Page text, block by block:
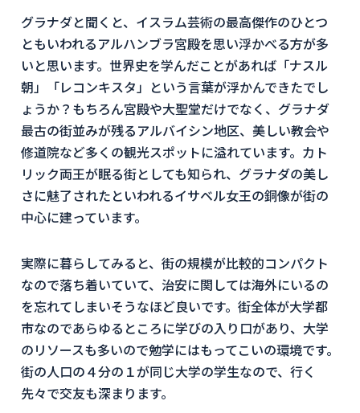
グラナダと聞くと、イスラム芸術の最高傑作のひとつ
ともいわれるアルハンブラ宮殿を思い浮かべる方が多
いと思います。世界史を学んだことがあれば「ナスル
朝」「レコンキスタ」という言葉が浮かんできたでし
ょうか？もちろん宮殿や大聖堂だけでなく、グラナダ
最古の街並みが残るアルバイシン地区、美しい教会や
修道院など多くの観光スポットに溢れています。カト
リック両王が眠る街としても知られ、グラナダの美し
さに魅了されたといわれるイサベル女王の銅像が街の
中心に建っています。
実際に暮らしてみると、街の規模が比較的コンパクト
なので落ち着いていて、治安に関しては海外にいるの
を忘れてしまいそうなほど良いです。街全体が大学都
市なのであらゆるところに学びの入り口があり、大学
のリソースも多いので勉学にはもってこいの環境です。
街の人口の４分の１が同じ大学の学生なので、行く
先々で交友も深まります。